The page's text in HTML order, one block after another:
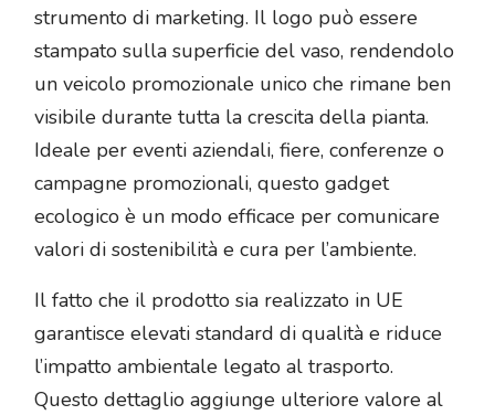
strumento di marketing. Il logo può essere
stampato sulla superficie del vaso, rendendolo
un veicolo promozionale unico che rimane ben
visibile durante tutta la crescita della pianta.
Ideale per eventi aziendali, fiere, conferenze o
campagne promozionali, questo gadget
ecologico è un modo efficace per comunicare
valori di sostenibilità e cura per l’ambiente.
Il fatto che il prodotto sia realizzato in UE
garantisce elevati standard di qualità e riduce
l’impatto ambientale legato al trasporto.
Questo dettaglio aggiunge ulteriore valore al